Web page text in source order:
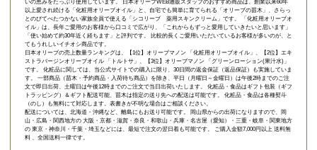
いの恵みをたっぷり使用しています。 日本オリーブWEB通販スタッフのおすすめ商品は、創業以来60年
以上愛され続ける「 化粧用オリーブオイル 」と、自宅でも簡単に育てられる「 オリーブの苗木 」、さらっ
とのびてべたつかない家族全員で使える「 シコリーブ 薬用スキンクリーム 」です。 「化粧用オリーブオ
イル」は、長年ご愛用のお客様から口コミで広がり、「これからもずっと愛用していきたいと思います」
「使い始めて約30年近く経ちます」と評判です。 比較的長くご愛用いただいているお客様が多いのが、と
てもうれしいイチオシ商品です。
日本オリーブの売上数量ランキングは、【1位】オリーブマノン 「 化粧用オリーブオイル 」、【2位】
エキ
ストラバージンオリーブオイル 「トルトサ」
、【3位】 オリーブマノン 「グリーンローション(果汁水)」
です。 化粧品に関しては、当公式サイトでの購入に限り、 30日間の返金保証（返品保証）
も実施していま
す。 一部商品（苗木・予約商品・入荷待ち商品）を除き、平日（月曜日～金曜日）は午後2時までのご注
文で即日出荷、土曜日は午後12時までのご注文で当日出荷いたします。 化粧品・食品はギフト包装（ギフ
トラッピング）＆ギフト配送可能、苗木は指定の送り先への配送は可能です。 化粧品・食品は各種熨斗
（のし）も無料にて対応します。表書きが不明な場合はご相談ください。
配送については、北海道・沖縄など、離島にもお送り可能です。 岡山県からの出荷になりますので、岡
山・広島・関西地方の 大阪・京都・滋賀・奈良・和歌山・兵庫・名古屋（愛知）・三重・岐阜・関東地方
の 東京・神奈川・千葉・埼玉などには、最短で注文の翌日着も可能です。 ご購入金額7,000円以上 送料無
料 、全国送料一律です。